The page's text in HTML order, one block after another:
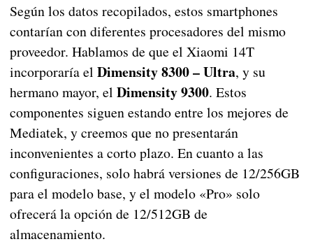
Según los datos recopilados, estos smartphones
contarían con diferentes procesadores del mismo
proveedor. Hablamos de que el Xiaomi 14T
incorporaría el Dimensity 8300 – Ultra, y su
hermano mayor, el Dimensity 9300. Estos
componentes siguen estando entre los mejores de
Mediatek, y creemos que no presentarán
inconvenientes a corto plazo. En cuanto a las
configuraciones, solo habrá versiones de 12/256GB
para el modelo base, y el modelo «Pro» solo
ofrecerá la opción de 12/512GB de
almacenamiento.